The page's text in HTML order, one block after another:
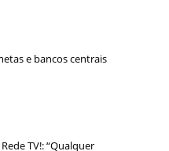
e bancos centrais
TV!: “Qualquer